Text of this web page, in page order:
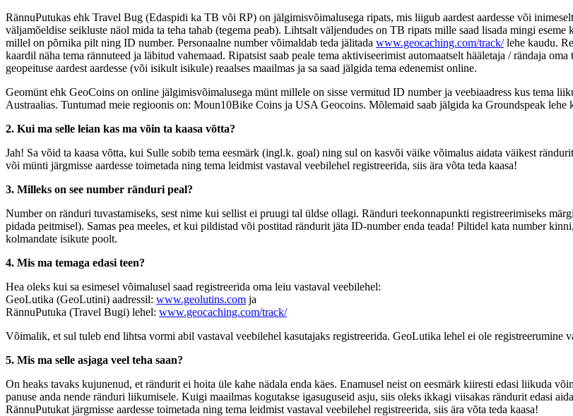
RännuPutukas ehk Travel Bug (Edaspidi ka TB või RP) on jälgimisvõimalusega ripats, mis liigub aardest aardesse või
väljamõeldise seikluste näol mida ta teha tahab (tegema peab). Lihtsalt väljendudes on TB ripats mille saad lisada mingi
millel on põrnika pilt ning ID number. Personaalne number võimaldab teda jälitada www.geocaching.com/track/lehe kaudu.
kaardil näha tema rännuteed ja läbitud vahemaad. Ripatsist saab peale tema aktiviseerimist automaatselt hääletaja / rändaja
geopeituse aardest aardesse (või isikult isikule) reaalses maailmas ja sa saad jälgida tema edenemist online.
Geomünt ehk GeoCoins on online jälgimisvõimalusega münt millele on sisse vermitud ID number ja veebiaadress kus tema
Austraalias. Tuntumad meie regioonis on: Moun10Bike Coins ja USA Geocoins. Mõlemaid saab jälgida ka Groundspeak lehe
2. Kui ma selle leian kas ma võin ta kaasa võtta?
Jah! Sa võid ta kaasa võtta, kui Sulle sobib tema eesmärk (ingl.k. goal) ning sul on kasvõi väike võimalus aidata väikest
või münti järgmisse aardesse toimetada ning tema leidmist vastaval veebilehel registreerida, siis ära võta teda kaasa!
3. Milleks on see number ränduri peal?
Number on ränduri tuvastamiseks, sest nime kui sellist ei pruugi tal üldse ollagi. Ränduri teekonnapunkti registreerimiseks
pidada peitmisel). Samas pea meeles, et kui pildistad või postitad rändurit jäta ID-number enda teada! Piltidel kata number
kolmandate isikute poolt.
4. Mis ma temaga edasi teen?
Hea oleks kui sa esimesel võimalusel saad registreerida oma leiu vastaval veebilehel:
GeoLutika (GeoLutini) aadressil: www.geolutins.com ja
RännuPutuka (Travel Bugi) lehel: www.geocaching.com/track/
Võimalik, et sul tuleb end lihtsa vormi abil vastaval veebilehel kasutajaks registreerida. GeoLutika lehel ei ole registreerumine
5. Mis ma selle asjaga veel teha saan?
On heaks tavaks kujunenud, et rändurit ei hoita üle kahe nädala enda käes. Enamusel neist on eesmärk kiiresti edasi liikuda
panuse anda nende ränduri liikumisele. Kuigi maailmas kogutakse igasuguseid asju, siis oleks ikkagi viisakas rändurit edasi
RännuPutukat järgmisse aardesse toimetada ning tema leidmist vastaval veebilehel registreerida, siis ära võta teda kaasa!